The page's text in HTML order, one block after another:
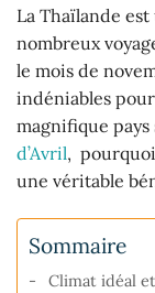
La Thaïlande
nombreux
le mois de
indéniables
magnifique
d’Avril,
une véritable
Sommaire
Climat idéal